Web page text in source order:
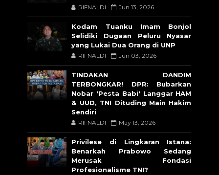
RIFNALDI Jun 13, 2026
Kodam Tuanku Imam Bonjol
Selidiki Dugaan Peluru Nyasar
yang Lukai Dua Orang di UNP
RIFNALDI Jun 03, 2026
TINDAKAN DANDIM
TERBONGKAR! DPR: Bubarkan
Nobar 'Pesta Babi' Langgar HAM
& UUD, TNI Dituding Main Hakim
Sendiri
RIFNALDI May 13, 2026
Privilese di Lingkaran Istana:
Benarkah Prabowo Sedang
Merusak Fondasi
Profesionalisme TNI?